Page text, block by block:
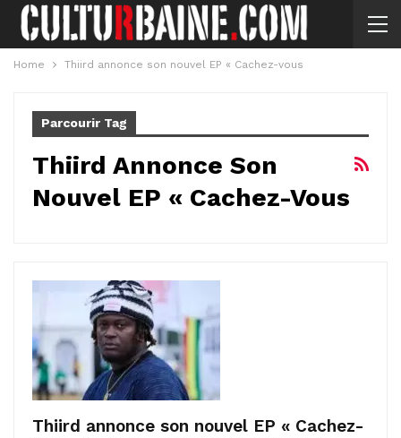
Home Thiird annonce son nouvel EP « Cachez-vous
Parcourir Tag
Thiird Annonce Son
Nouvel EP « Cachez-Vous
Thiird annonce son nouvel EP « Cachez-